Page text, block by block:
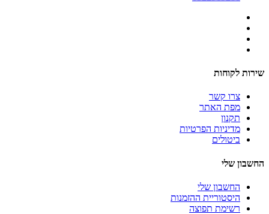
שירות לקוחות
צרו קשר
מפת האתר
תקנון
מדיניות הפרטיות
ביטולים
החשבון שלי
החשבון שלי
היסטוריית ההזמנות
רשימת תפוצה